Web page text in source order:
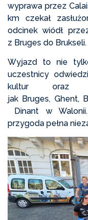
wyprawa przez
km czekał
odcinek wiódł
z Bruges do Brukseli.
Wyjazd to nie
uczestnicy
kultur oraz
jak Bruges, Ghent,
Dinant w
przygoda pełna